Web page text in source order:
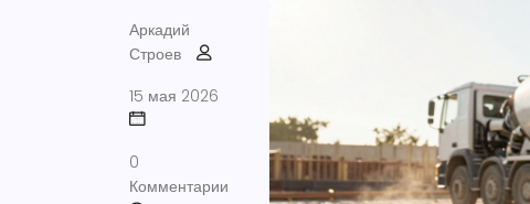
Аркадий
Строев
15 мая 2026
0
Комментарии